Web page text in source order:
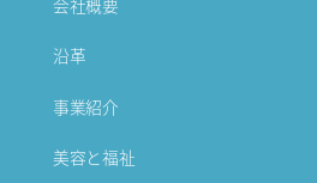
沿革
事業紹介
美容と福祉